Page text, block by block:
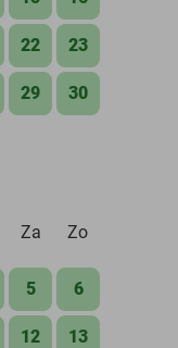
22 23
29 30
Za Zo
5 6
12 13